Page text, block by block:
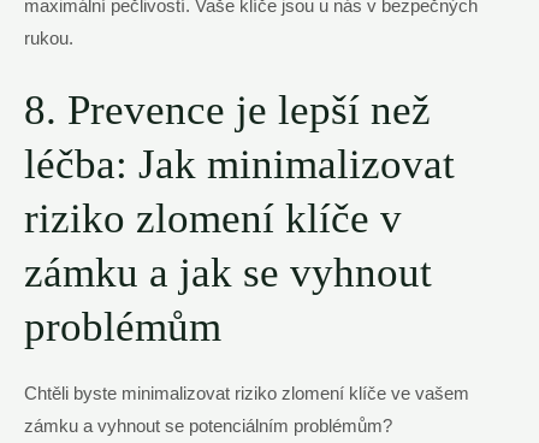
maximální pečlivostí. Vaše klíče jsou u nás v bezpečných
rukou.
8. Prevence je lepší než
léčba: Jak minimalizovat
riziko zlomení klíče v
zámku a jak se vyhnout
problémům
Chtěli byste minimalizovat riziko zlomení klíče ve vašem
zámku a vyhnout se potenciálním problémům?